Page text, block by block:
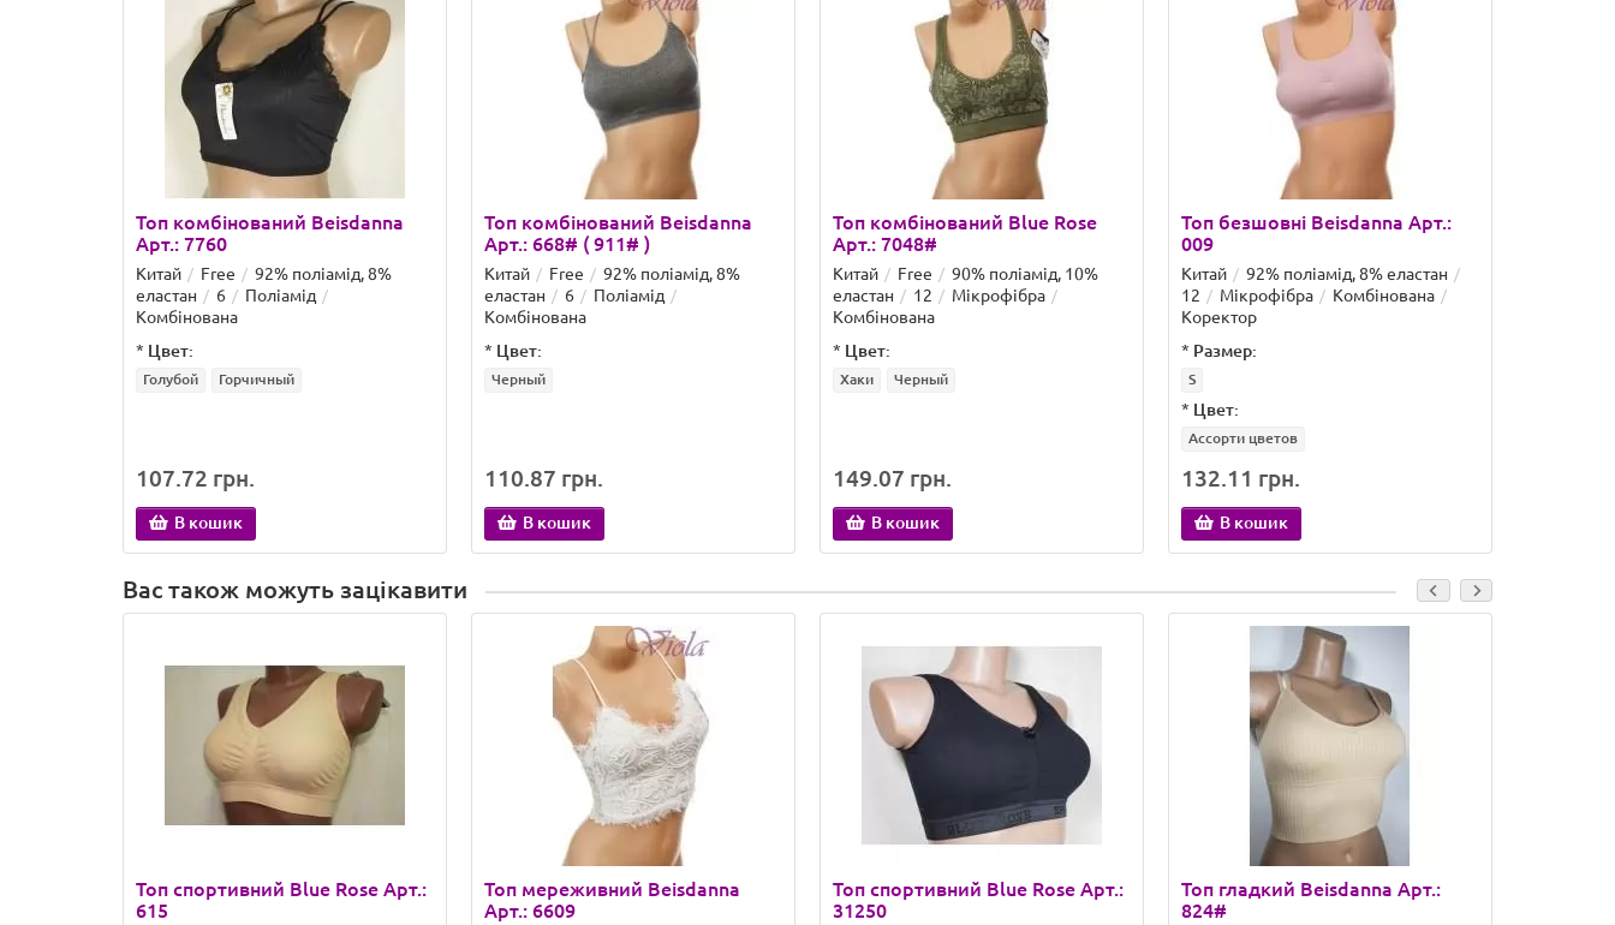
Топ комбінований Beisdanna
Арт.: 7760
Китай Free
92% поліамід, 8%
еластан
6
Поліамід
Комбінована
* Цвет:
Голубой Горчичный
107.72 грн.
В кошик
Топ комбінований Beisdanna
Арт.: 668# ( 911# )
Китай Free
92% поліамід, 8%
еластан
6
Поліамід
Комбінована
* Цвет:
Черный
110.87 грн.
В кошик
Топ комбінований Blue Rose
Арт.: 7048#
Китай Free
90% поліамід, 10%
еластан
12
Мікрофібра
Комбінована
* Цвет:
Хаки Черный
149.07 грн.
В кошик
Топ безшовні Beisdanna Арт.:
009
Китай
92% поліамід, 8% еластан
12
Мікрофібра
Комбінована
Коректор
* Размер:
S
* Цвет:
Ассорти цветов
132.11 грн.
В кошик
Вас також можуть зацікавити
Топ спортивний Blue Rose Арт.:
615
Топ мереживний Beisdanna
Арт.: 6609
Топ спортивний Blue Rose Арт.:
31250
Топ гладкий Beisdanna Арт.:
824#